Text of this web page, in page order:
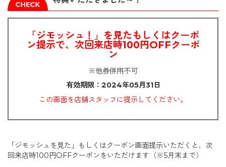
「ジモッシュ！」を見たもしくはクーポ
ン提示で、次回来店時100円OFFクーポ
ン
※他券併用不可
有効期限：2024年05月31日
この画面を店舗スタッフに提示してください。
「ジモッシュを見た」もしくはクーポン画面提示いただくと、次
回来店時100円OFFクーポンをいただけます（※5月末まで）